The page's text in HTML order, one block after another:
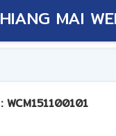
MAI